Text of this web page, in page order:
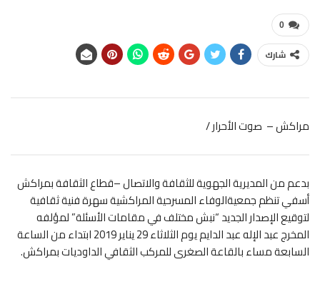
0
شارك
مراكش – صوت الأحرار /
بدعم من المديرية الجهوية للثقافة والاتصال –قطاع الثقافة بمراكش
أسفي تنظم جمعيةالوفاء المسرحية المراكشية سهرة فنية ثقافية
لتوقيع الإصدار الجديد “نبش مختلف في مقامات الأسئلة” لمؤلفه
المخرج عبد الإله عبد الدايم يوم الثلاثاء 29 يناير 2019 ابتداء من الساعة
السابعة مساء بالقاعة الصغرى للمركب الثقافي الداوديات بمراكش.